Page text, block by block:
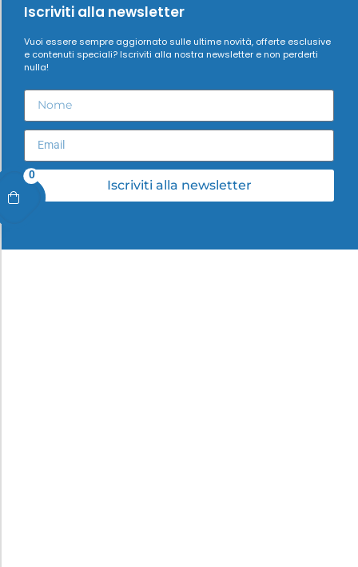
0
Iscriviti alla newsletter
Vuoi essere sempre aggiornato sulle ultime novità, offerte esclusive
e contenuti speciali? Iscriviti alla nostra newsletter e non perderti
nulla!
Iscriviti alla newsletter